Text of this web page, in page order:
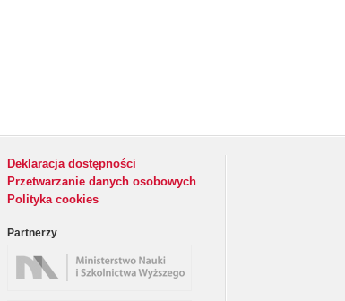
Deklaracja dostępności
Przetwarzanie danych osobowych
Polityka cookies
Partnerzy